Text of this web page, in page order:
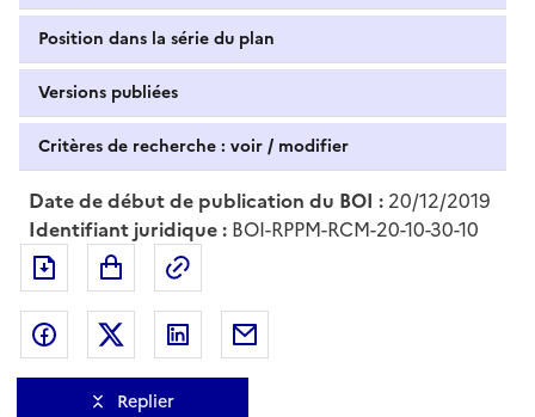
Position dans la série du plan
Versions publiées
Critères de recherche : voir / modifier
Date de début de publication du BOI : 20/12/2019
Identifiant juridique : BOI-RPPM-RCM-20-10-30-10
Exporter le document au format pdf
Partager sur Facebook
Partager sur Twitter
Partager sur LinkedIn
Replier